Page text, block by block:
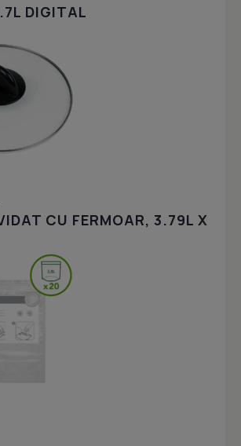
DIGITAL
CU FERMOAR, 3.79L X